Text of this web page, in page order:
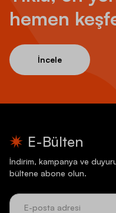
hemen
İncele
E-Bülten
İndirim, kampanya ve
bültene abone olun.